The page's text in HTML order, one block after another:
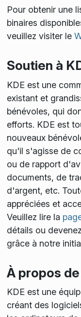
Pour obtenir une
binaires
veuillez visiter le
Soutien à
KDE est une
existant et
bénévoles, qui
efforts. KDE est
nouveaux
qu'il s'agisse de
ou de rapport
documents, de
d'argent, etc.
appréciées et
Veuillez lire la
détails ou
grâce à notre
À propos
KDE est une
créant des